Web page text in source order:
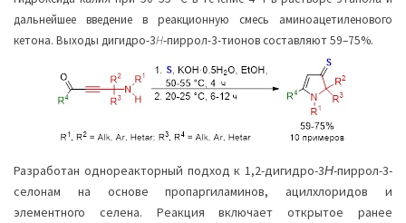
дальнейшее введение в реакционную смесь аминоацетиленового
кетона. Выходы дигидро-3H-пиррол-3-тионов составляют 59–75%.
Разработан однореакторный подход к 1,2-дигидро-3Н-пиррол-3-
селонам на основе пропаргиламинов, ацилхлоридов и
элементного селена. Реакция включает открытое ранее